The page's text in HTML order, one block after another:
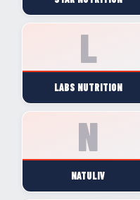
LABS NUTRITION
NATULIV